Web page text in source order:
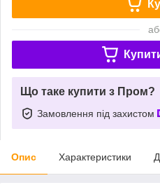
Що таке купити з Пром?
Замовлення під захистом
Опис Характеристики